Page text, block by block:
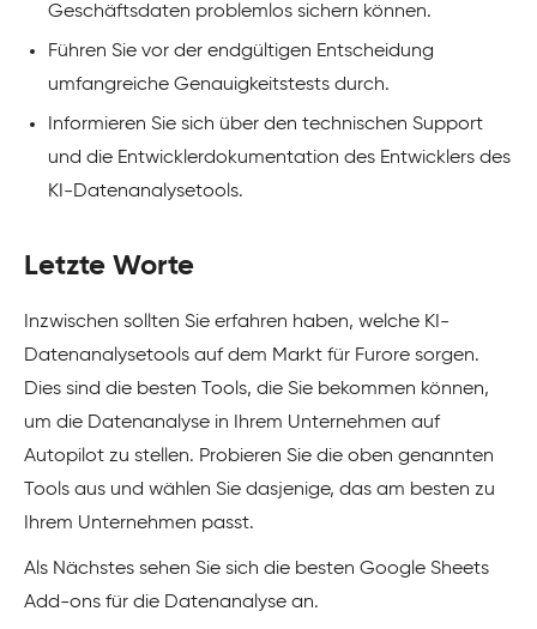
Geschäftsdaten problemlos sichern können.
Führen Sie vor der endgültigen Entscheidung
umfangreiche Genauigkeitstests durch.
Informieren Sie sich über den technischen Support
und die Entwicklerdokumentation des Entwicklers des
KI-Datenanalysetools.
Letzte Worte
Inzwischen sollten Sie erfahren haben, welche KI-
Datenanalysetools auf dem Markt für Furore sorgen.
Dies sind die besten Tools, die Sie bekommen können,
um die Datenanalyse in Ihrem Unternehmen auf
Autopilot zu stellen. Probieren Sie die oben genannten
Tools aus und wählen Sie dasjenige, das am besten zu
Ihrem Unternehmen passt.
Als Nächstes sehen Sie sich die besten Google Sheets
Add-ons für die Datenanalyse an.